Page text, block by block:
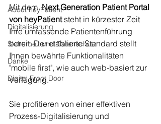
About heyPatient
Digitalisierung
Sicherheit und Datenschutz
Danke
Digital Front Door
Mit dem Next Generation Patient Portal
von heyPatient steht in kürzester Zeit
Ihre umfassende Patientenführung
bereit. Der etablierte Standard stellt
Ihnen bewährte Funktionalitäten
"mobile first", wie auch web-basiert zur
Verfügung.
Sie profitieren von einer effektiven
Prozess-Digitalisierung und